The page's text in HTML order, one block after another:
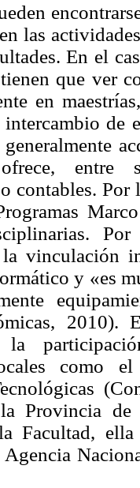
las
En el
que ver
en
de
generalmente
entre
contables.
vinculación
y «es
2010).
como
Provincia
Facultad, ella